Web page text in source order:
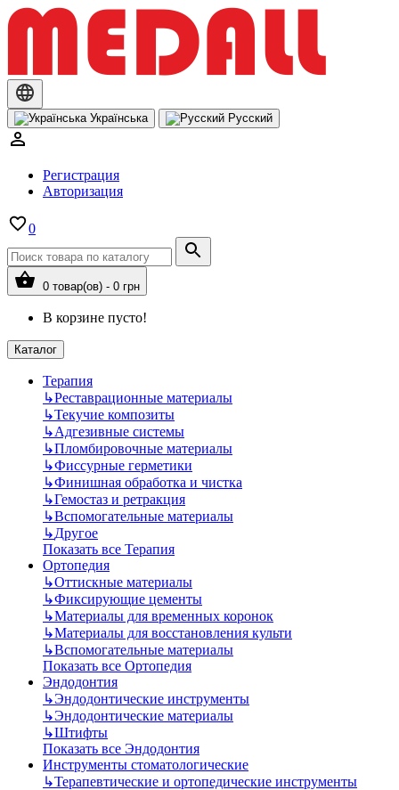
Українська Русский
Регистрация
Авторизация
0
0 товар(ов) - 0 грн
В корзине пусто!
Каталог
Терапия
↳Реставрационные материалы
↳Текучие композиты
↳Адгезивные системы
↳Пломбировочные материалы
↳Фиссурные герметики
↳Финишная обработка и чистка
↳Гемостаз и ретракция
↳Вспомогательные материалы
↳Другое
Показать все Терапия
Ортопедия
↳Оттискные материалы
↳Фиксирующие цементы
↳Материалы для временных коронок
↳Материалы для восстановления культи
↳Вспомогательные материалы
Показать все Ортопедия
Эндодонтия
↳Эндодонтические инструменты
↳Эндодонтические материалы
↳Штифты
Показать все Эндодонтия
Инструменты стоматологические
↳Терапевтические и ортопедические инструменты